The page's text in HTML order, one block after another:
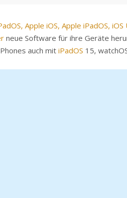
neue Software für ihre Geräte
auch mitiPadOS 15,